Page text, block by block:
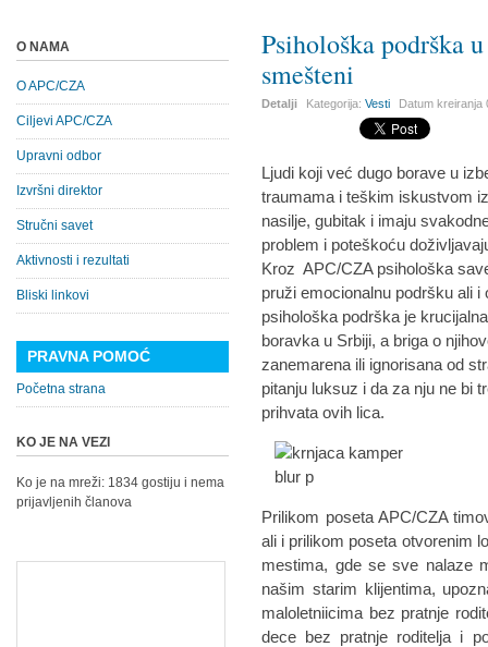
Psihološka podrška
smešteni
Detalji Kategorija:Vesti Datum kreiranja
Ljudi koji već dugo borave u
traumama i teškim iskustvom
nasilje, gubitak i imaju
problem i poteškoću
Kroz APC/CZA psihološka
pruži emocionalnu podršku ali
psihološka podrška je
boravka u Srbiji, a briga o
zanemarena ili ignorisana od
pitanju luksuz i da za nju ne bi
prihvata ovih lica.
Prilikom poseta APC/CZA
ali i prilikom poseta otvorenim
mestima, gde se sve nalaze
našim starim klijentima,
maloletniicima bez pratnje
dece bez pratnje roditelja i
O NAMA
O APC/CZA
Ciljevi APC/CZA
Upravni odbor
Izvršni direktor
Stručni savet
Aktivnosti i rezultati
Bliski linkovi
PRAVNA POMOĆ
Početna strana
KO JE NA VEZI
Ko je na mreži: 1834 gostiju i nema
prijavljenih članova